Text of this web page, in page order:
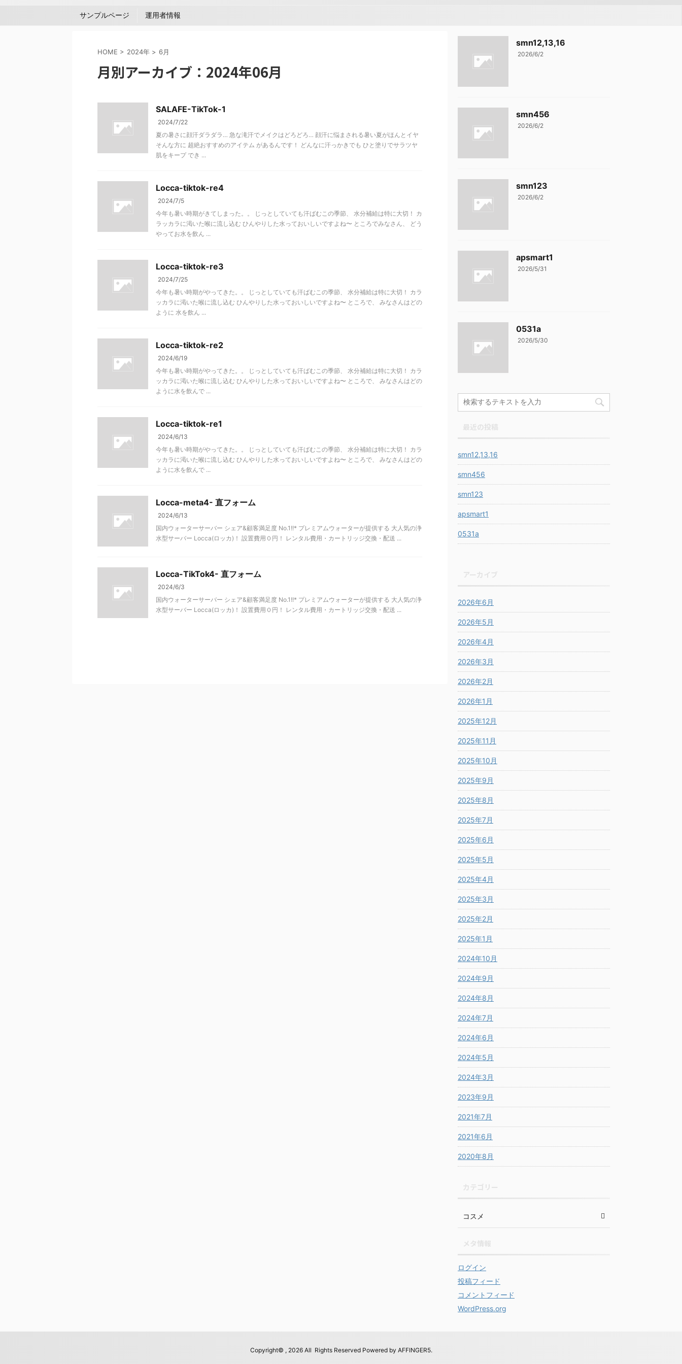
サンプルページ 運用者情報
HOME > 2024年 > 6月
月別アーカイブ：2024年06月
SALAFE-TikTok-1
2024/7/22
夏の暑さに顔汗ダラダラ… 急な滝汗でメイクはどろどろ… 顔汗に悩まされる暑い夏がほんとイヤ
そんな方に 超絶おすすめのアイテム があるんです！ どんなに汗っかきでも ひと塗りでサラツヤ
肌をキープ でき ...
Locca-tiktok-re4
2024/7/5
今年も暑い時期がきてしまった。。 じっとしていても汗ばむこの季節、 水分補給は特に大切！ カ
ラッカラに渇いた喉に流し込む ひんやりした水っておいしいですよね〜 ところでみなさん、 どう
やってお水を飲ん ...
Locca-tiktok-re3
2024/7/25
今年も暑い時期がやってきた。。 じっとしていても汗ばむこの季節、 水分補給は特に大切！ カラ
ッカラに渇いた喉に流し込む ひんやりした水っておいしいですよね〜 ところで、 みなさんはどの
ように 水を飲ん ...
Locca-tiktok-re2
2024/6/19
今年も暑い時期がやってきた。。 じっとしていても汗ばむこの季節、 水分補給は特に大切！ カラ
ッカラに渇いた喉に流し込む ひんやりした水っておいしいですよね〜 ところで、 みなさんはどの
ように水を飲んで ...
Locca-tiktok-re1
2024/6/13
今年も暑い時期がやってきた。。 じっとしていても汗ばむこの季節、 水分補給は特に大切！ カラ
ッカラに渇いた喉に流し込む ひんやりした水っておいしいですよね〜 ところで、 みなさんはどの
ように水を飲んで ...
Locca-meta4- 直フォーム
2024/6/13
国内ウォーターサーバー シェア&顧客満足度 No.1!!* プレミアムウォーターが提供する 大人気の浄
水型サーバー Locca(ロッカ)！ 設置費用０円！ レンタル費用・カートリッジ交換・配送 ...
Locca-TikTok4- 直フォーム
2024/6/3
国内ウォーターサーバー シェア&顧客満足度 No.1!!* プレミアムウォーターが提供する 大人気の浄
水型サーバー Locca(ロッカ)！ 設置費用０円！ レンタル費用・カートリッジ交換・配送 ...
smn12,13,16
2026/6/2
smn456
2026/6/2
smn123
2026/6/2
apsmart1
2026/5/31
0531a
2026/5/30
smn12,13,16
smn456
smn123
apsmart1
0531a
2026年6月
2026年5月
2026年4月
2026年3月
2026年2月
2026年1月
2025年12月
2025年11月
2025年10月
2025年9月
2025年8月
2025年7月
2025年6月
2025年5月
2025年4月
2025年3月
2025年2月
2025年1月
2024年10月
2024年9月
2024年8月
2024年7月
2024年6月
2024年5月
2024年3月
2023年9月
2021年7月
2021年6月
2020年8月
コスメ
ログイン
投稿フィード
コメントフィード
WordPress.org
Copyright© , 2026 All Rights Reserved Powered by AFFINGER5.